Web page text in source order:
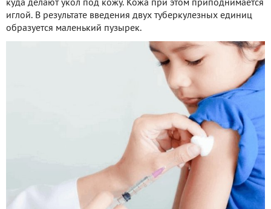
куда делают укол под кожу. Кожа при этом приподнимается
иглой. В результате введения двух туберкулезных единиц
образуется маленький пузырек.